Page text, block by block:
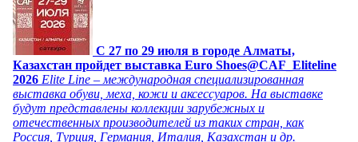
C 27 по 29 июля в городе Алматы,
Казахстан пройдет выставка Euro Shoes@CAF_Eliteline
2026 Elite Line – международная специализированная
выставка обуви, меха, кожи и аксессуаров. На выставке
будут представлены коллекции зарубежных и
отечественных производителей из таких стран, как
Россия, Турция, Германия, Италия, Казахстан и др.